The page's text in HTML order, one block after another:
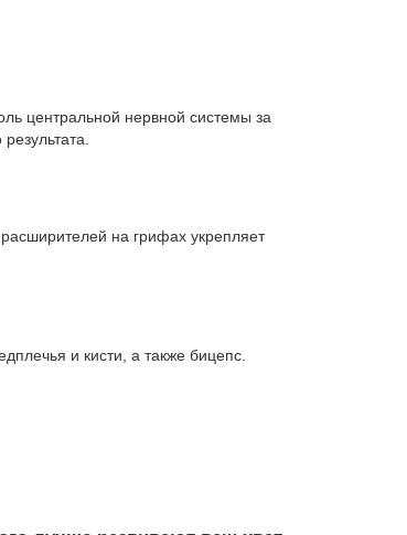
центральной нервной системы за
на грифах укрепляет
и кисти, а также бицепс.